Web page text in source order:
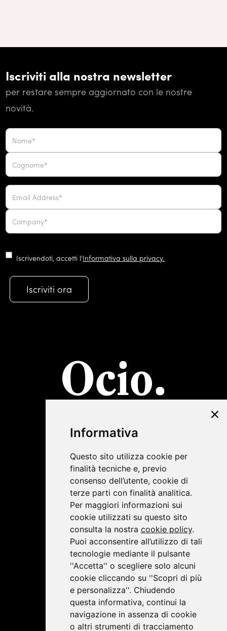
Informativa
Questo sito utilizza cookie per
finalità tecniche e, previo
consenso dell’utente, cookie di
terze parti con finalità analitica.
Per maggiori informazioni sui
cookie utilizzati su questo sito
consulta la nostra cookie policy.
Puoi acconsentire all’utilizzo di tali
tecnologie mediante il pulsante
''Accetta'' o scegliere solo alcuni
cookie cliccando su ''Scopri di più
e personalizza''. Chiudendo
questa informativa, continui la
navigazione in assenza di cookie
o altri strumenti di tracciamento
Iscriviti alla nostra newsletter
per restare sempre aggiornato con le nostre
novità.
Iscrivendoti, accetti l'Informativa sulla privacy.
Privacy Policy | Cookie Policy